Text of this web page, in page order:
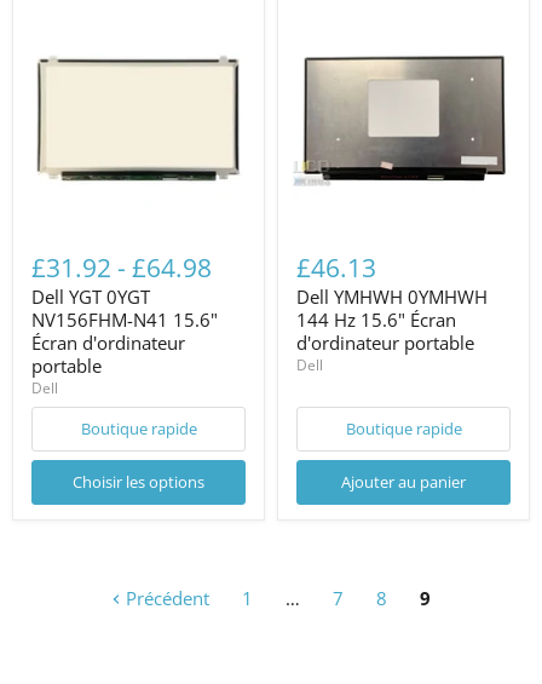
£31.92 - £64.98
Dell YGT 0YGT
NV156FHM-N41 15.6"
Écran d'ordinateur
portable
Dell
Boutique rapide
Choisir les options
£46.13
Dell YMHWH 0YMHWH
144 Hz 15.6" Écran
d'ordinateur portable
Dell
Boutique rapide
Ajouter au panier
Précédent 1 … 7 8 9